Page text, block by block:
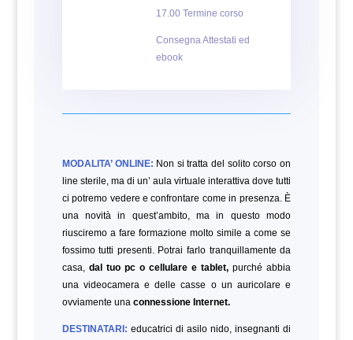
17.00 Termine corso
Consegna Attestati ed
ebook
MODALITA’ ONLINE: Non si tratta del solito corso on
line sterile, ma di un’ aula virtuale interattiva dove tutti
ci potremo vedere e confrontare come in presenza. È
una novità in quest’ambito, ma in questo modo
riusciremo a fare formazione molto simile a come se
fossimo tutti presenti. Potrai farlo tranquillamente da
casa, dal tuo pc o cellulare e tablet, purché abbia
una videocamera e delle casse o un auricolare e
ovviamente una connessione Internet.
DESTINATARI: educatrici di asilo nido, insegnanti di